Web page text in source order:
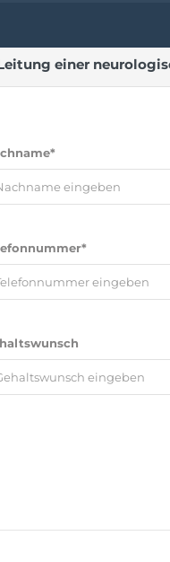
einer